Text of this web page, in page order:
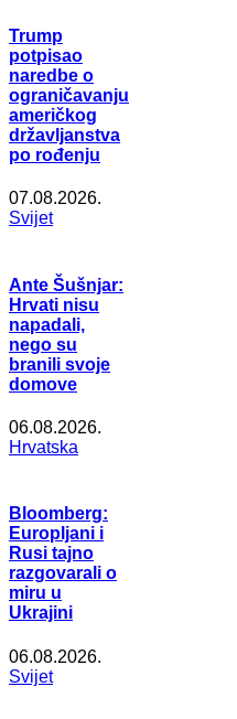
Trump
potpisao
naredbe o
ograničavanju
američkog
državljanstva
po rođenju
07.08.2026.
Svijet
Ante Šušnjar:
Hrvati nisu
napadali,
nego su
branili svoje
domove
06.08.2026.
Hrvatska
Bloomberg:
Europljani i
Rusi tajno
razgovarali o
miru u
Ukrajini
06.08.2026.
Svijet